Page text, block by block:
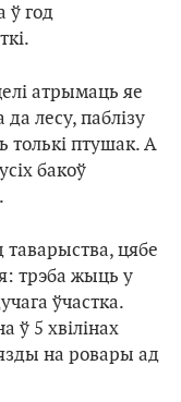
ў год
атрымаць яе
да лесу, паблізу
толькі птушак. А
бакоў
цябе
трэба жыць у
ўчастка.
ў 5 хвілінах
на ровары ад